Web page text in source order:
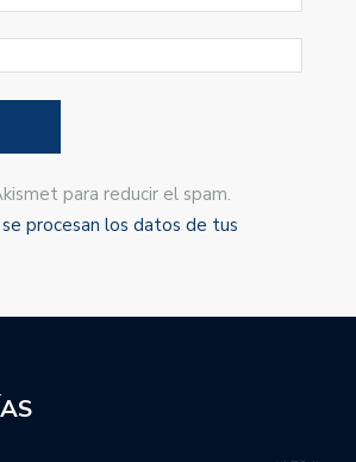
para reducir el spam.
procesan los datos de tus